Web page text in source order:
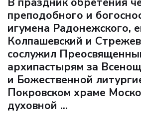
преподобного и
игумена Радонежского,
Колпашевский и
сослужил
архипастырям за
и Божественной
Покровском храме
духовной ...